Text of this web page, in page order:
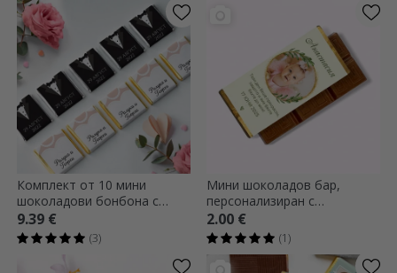
Комплект от 10 мини
шоколадови бонбона с
персонализиран текст - Г-н
и Г-жа
9.39 €
(3)
Мини шоколадов бар,
персонализиран с
фотография и послание за
кръщене
2.00 €
(1)